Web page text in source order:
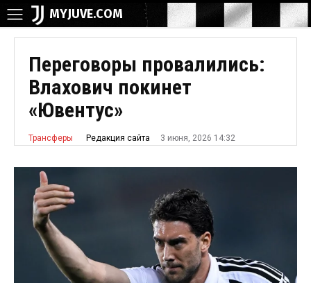
MYJUVE.COM
Переговоры провалились:
Влахович покинет
«Ювентус»
Трансферы Редакция сайта 3 июня, 2026 14:32